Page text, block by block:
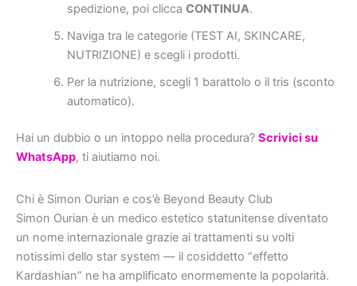
spedizione, poi clicca CONTINUA.
Naviga tra le categorie (TEST AI, SKINCARE,
NUTRIZIONE) e scegli i prodotti.
Per la nutrizione, scegli 1 barattolo o il tris (sconto
automatico).
Hai un dubbio o un intoppo nella procedura? Scrivici su
WhatsApp, ti aiutiamo noi.
Chi è Simon Ourian e cos’è Beyond Beauty Club
Simon Ourian è un medico estetico statunitense diventato
un nome internazionale grazie ai trattamenti su volti
notissimi dello star system — il cosiddetto “effetto
Kardashian” ne ha amplificato enormemente la popolarità.